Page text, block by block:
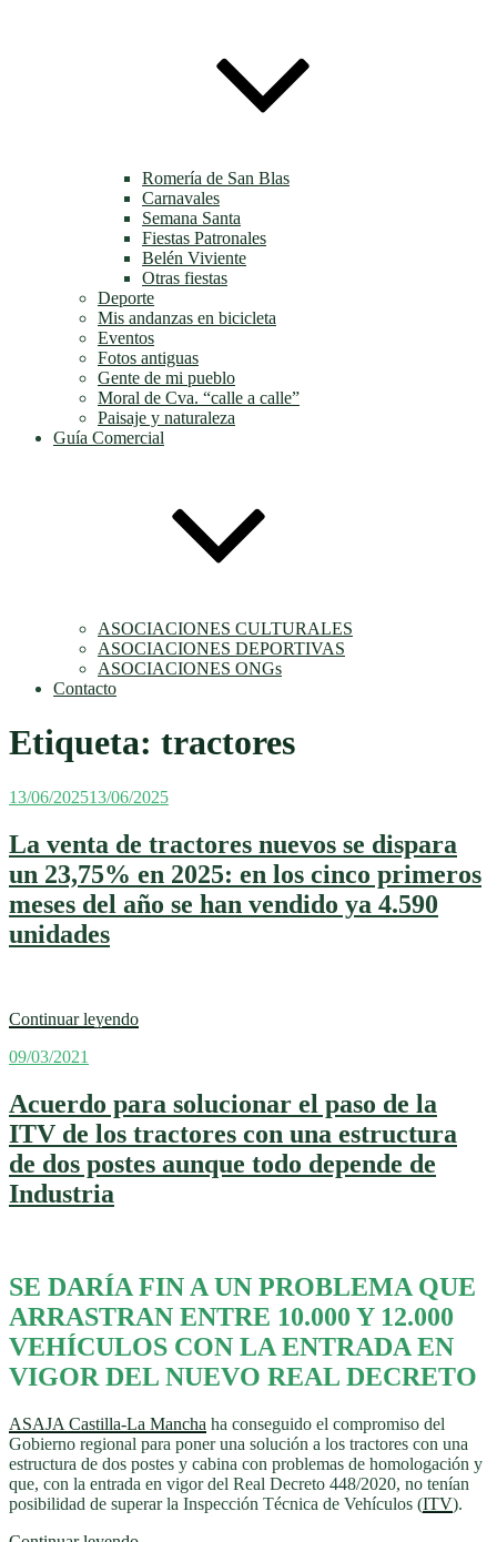
Romería de San Blas
Carnavales
Semana Santa
Fiestas Patronales
Belén Viviente
Otras fiestas
Deporte
Mis andanzas en bicicleta
Eventos
Fotos antiguas
Gente de mi pueblo
Moral de Cva. “calle a calle”
Paisaje y naturaleza
Guía Comercial
ASOCIACIONES CULTURALES
ASOCIACIONES DEPORTIVAS
ASOCIACIONES ONGs
Contacto
Etiqueta: tractores
Publicado
13/06/202513/06/2025
La venta de tractores nuevos se dispara
un 23,75% en 2025: en los cinco primeros
meses del año se han vendido ya 4.590
unidades
Continuar leyendo«La
nuevos
se
dispara
un
23,75%
cinco
primeros
meses
del
año
se
vendido
ya
4.590
unidades»
Publicado
09/03/2021
Acuerdo para solucionar el paso de la
ITV de los tractores con una estructura
de dos postes aunque todo depende de
Industria
SE DARÍA FIN A UN PROBLEMA QUE
ARRASTRAN ENTRE 10.000 Y 12.000
VEHÍCULOS CON LA ENTRADA EN
VIGOR DEL NUEVO REAL DECRETO
ASAJA Castilla-La Mancha ha conseguido el compromiso del
Gobierno regional para poner una solución a los tractores con una
estructura de dos postes y cabina con problemas de homologación y
que, con la entrada en vigor del Real Decreto 448/2020, no tenían
posibilidad de superar la Inspección Técnica de Vehículos (ITV).